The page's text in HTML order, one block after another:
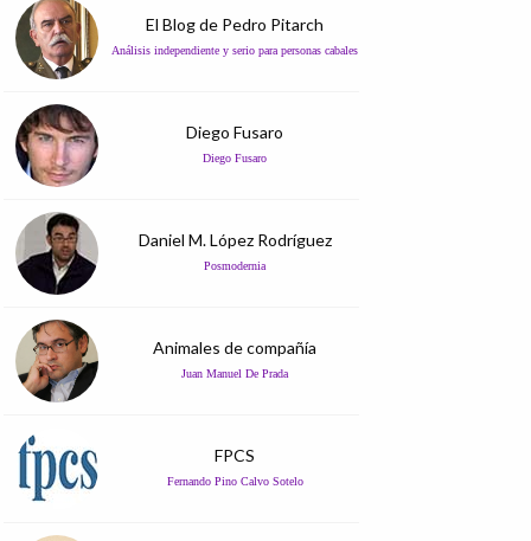
El Blog de Pedro Pitarch
Análisis independiente y serio para personas cabales
Diego Fusaro
Diego Fusaro
Daniel M. López Rodríguez
Posmodernia
Animales de compañía
Juan Manuel De Prada
FPCS
Fernando Pino Calvo Sotelo